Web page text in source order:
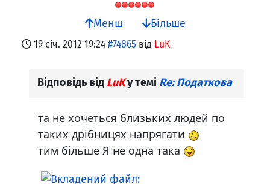
Менш Більше
19 січ. 2012 19:24 #74865 від LuK
Відповідь від LuKу темі Re: Податкова
та не хочеться близьких людей по
таких дрібницях напрягати
тим більше Я не одна така